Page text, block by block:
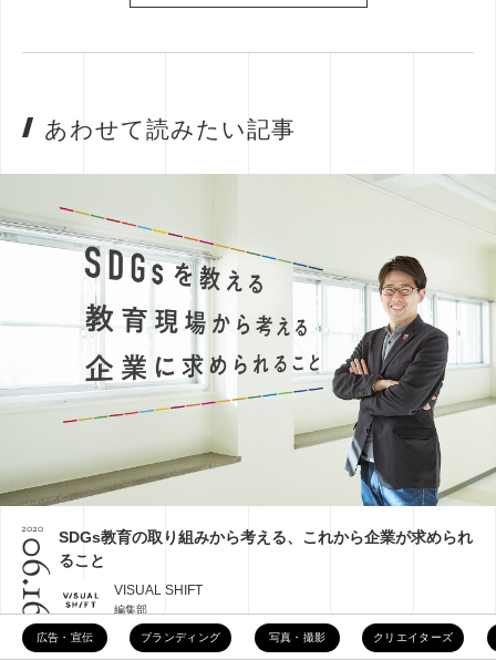
あわせて読みたい記事
2020
06.16SDGs教育の取り組みから考える、これから企業が求められ
ること
VISUAL SHIFT
編集部
広告・宣伝 ブランディング 写真・撮影 クリエイターズ